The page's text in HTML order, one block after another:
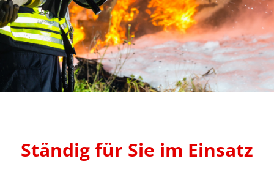
Ständig für Sie im Einsatz